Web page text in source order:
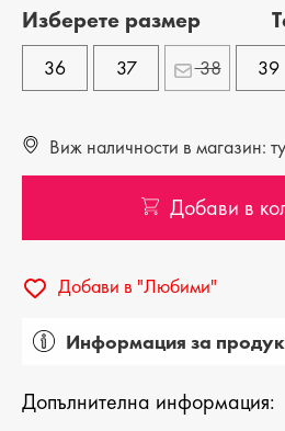
Изберете размер
36 37 38 39
Виж наличности в магазин:
Добави в
Добави в "Любими"
Информация за
Вид на продукта: мокасини
Допълнителна информация: